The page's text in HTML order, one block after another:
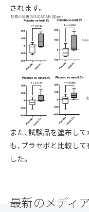
されます。
また、試験品を塗布し
も、プラセボと比較し
した。
最新のメディ